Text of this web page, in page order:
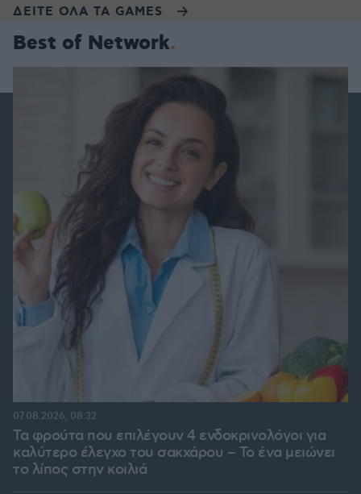
ΔΕΙΤΕ ΟΛΑ ΤΑ GAMES
Best of Network
Τα φρούτα που επιλέγουν 4 ενδοκρινολόγοι για
καλύτερο έλεγχο του σακχάρου – Το ένα μειώνει
το λίπος στην κοιλιά
07.08.2026, 08:32